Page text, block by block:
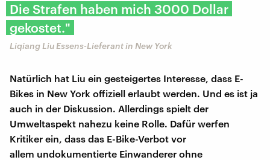
Die Strafen haben mich 3000 Dollar
gekostet."
Liqiang Liu Essens-Lieferant in New York
Natürlich hat Liu ein gesteigertes Interesse, dass E-
Bikes in New York offiziell erlaubt werden. Und es ist ja
auch in der Diskussion. Allerdings spielt der
Umweltaspekt nahezu keine Rolle. Dafür werfen
Kritiker ein, dass das E-Bike-Verbot vor
allem undokumentierte Einwanderer ohne